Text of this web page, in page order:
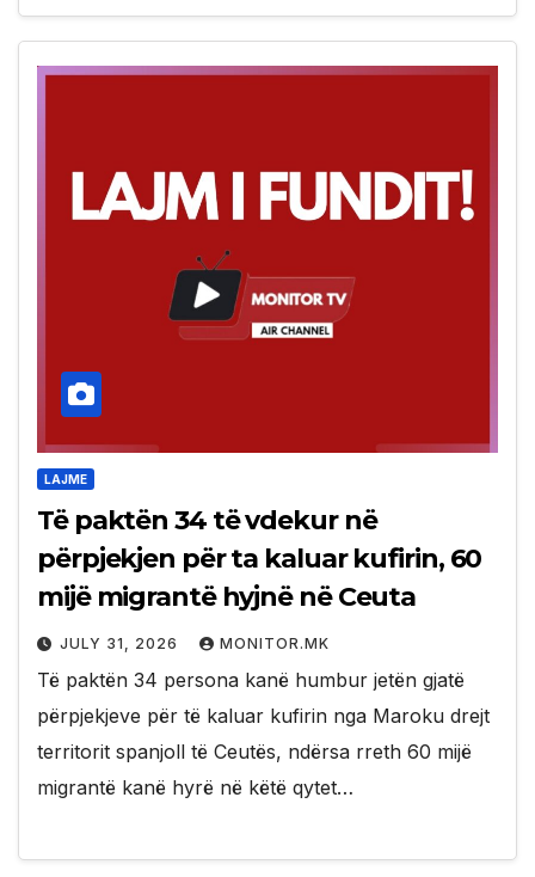
LAJME
Të paktën 34 të vdekur në
përpjekjen për ta kaluar kufirin, 60
mijë migrantë hyjnë në Ceuta
JULY 31, 2026 MONITOR.MK
Të paktën 34 persona kanë humbur jetën gjatë
përpjekjeve për të kaluar kufirin nga Maroku drejt
territorit spanjoll të Ceutës, ndërsa rreth 60 mijë
migrantë kanë hyrë në këtë qytet…